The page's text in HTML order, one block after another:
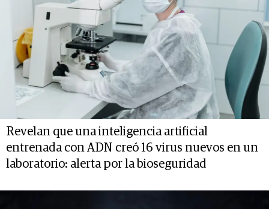
Revelan que una inteligencia artificial
entrenada con ADN creó 16 virus nuevos en un
laboratorio: alerta por la bioseguridad